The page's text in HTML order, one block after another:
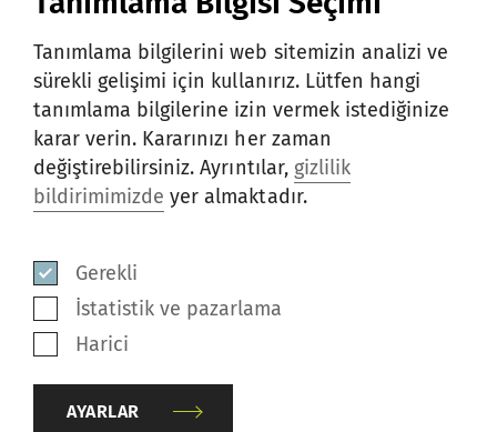
Cer makinası kapsamlı bakım kiti, yüksek
makina verimliliği sağlamak için temel
komponentler ile kaliteye ve üretime katkıda
Tanımlama bilgilerini web sitemizin analizi ve
sürekli gelişimi için kullanırız. Lütfen hangi
tanımlama bilgilerine izin vermek istediğinize
karar verin. Kararınızı her zaman
değiştirebilirsiniz. Ayrıntılar, gizlilik
bildirimimizde yer almaktadır.
Gerekli
İstatistik ve pazarlama
Harici
AYARLAR